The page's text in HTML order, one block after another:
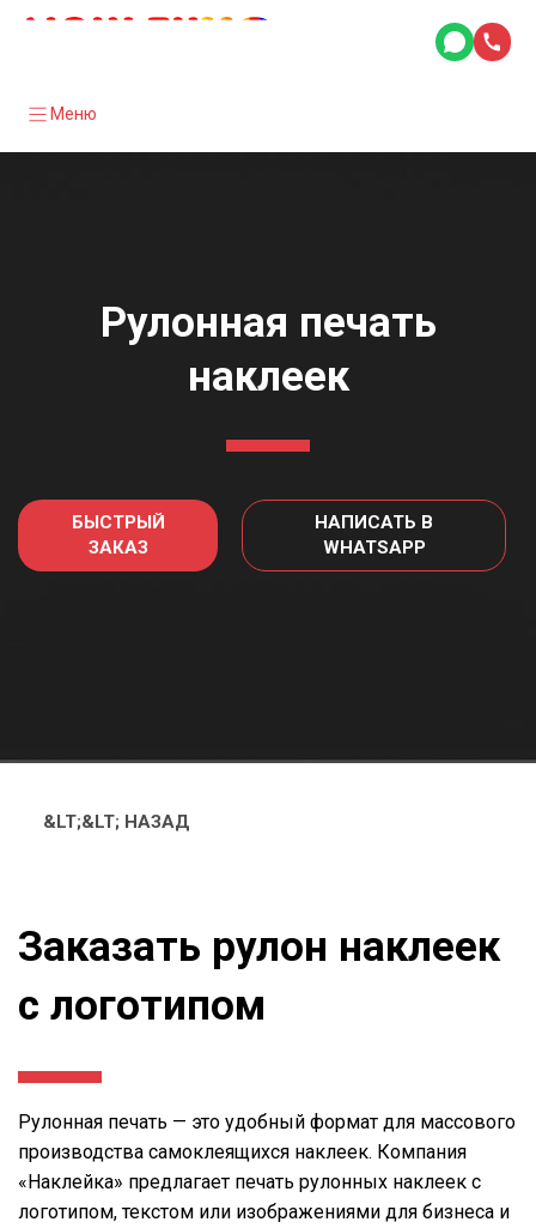
Меню
Рулонная печать
наклеек
БЫСТРЫЙ
ЗАКАЗ
НАПИСАТЬ В
WHATSAPP
&LT;&LT; НАЗАД
Заказать рулон наклеек
с логотипом
Рулонная печать — это удобный формат для массового
производства самоклеящихся наклеек. Компания
«Наклейка» предлагает печать рулонных наклеек с
логотипом, текстом или изображениями для бизнеса и